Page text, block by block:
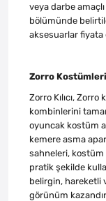
veya darbe
bölümünde
aksesuarlar fiyata
Zorro Kostümleri
Zorro Kılıcı,
kombinlerini
oyuncak kostüm
kemere asma
sahneleri,
pratik şekilde
belirgin, hareketli
görünüm